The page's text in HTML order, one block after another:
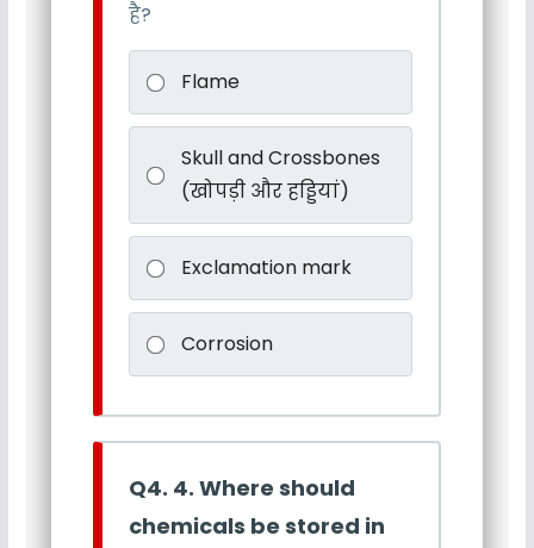
है?
Flame
Skull and Crossbones
(खोपड़ी और हड्डियां)
Exclamation mark
Corrosion
Q4. 4. Where should
chemicals be stored in